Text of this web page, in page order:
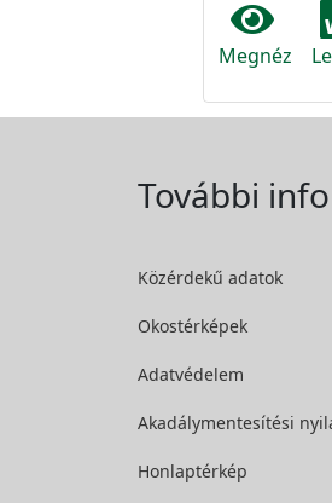
Megnéz
További
Közérdekű adatok
Okostérképek
Adatvédelem
Akadálymentesítési
Honlaptérkép